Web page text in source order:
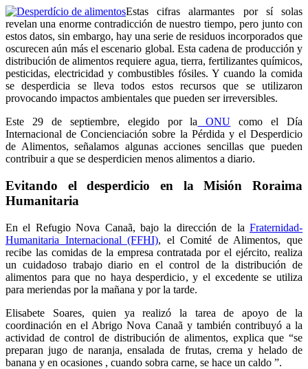
Estas cifras alarmantes por sí solas
revelan una enorme contradicción de nuestro tiempo, pero junto con
estos datos, sin embargo, hay una serie de residuos incorporados que
oscurecen aún más el escenario global. Esta cadena de producción y
distribución de alimentos requiere agua, tierra, fertilizantes químicos,
pesticidas, electricidad y combustibles fósiles. Y cuando la comida
se desperdicia se lleva todos estos recursos que se utilizaron
provocando impactos ambientales que pueden ser irreversibles.
Este 29 de septiembre, elegido por la ONU como el Día
Internacional de Concienciación sobre la Pérdida y el Desperdicio
de Alimentos, señalamos algunas acciones sencillas que pueden
contribuir a que se desperdicien menos alimentos a diario.
Evitando el desperdicio en la Misión Roraima
Humanitaria
En el Refugio Nova Canaã, bajo la dirección de la Fraternidad-
Humanitaria Internacional (FFHI), el Comité de Alimentos, que
recibe las comidas de la empresa contratada por el ejército, realiza
un cuidadoso trabajo diario en el control de la distribución de
alimentos para que no haya desperdicio, y el excedente se utiliza
para meriendas por la mañana y por la tarde.
Elisabete Soares, quien ya realizó la tarea de apoyo de la
coordinación en el Abrigo Nova Canaã y también contribuyó a la
actividad de control de distribución de alimentos, explica que “se
preparan jugo de naranja, ensalada de frutas, crema y helado de
banana y en ocasiones , cuando sobra carne, se hace un caldo ”.